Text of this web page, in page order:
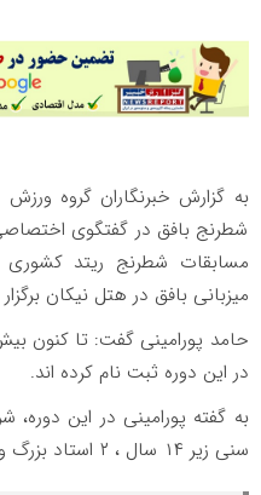
به گزارش خبرنگاران گروه ورزش
شطرنج بافق در گفتگوی
مسابقات شطرنج ریتد
میزبانی بافق در هتل نیکان
در این دوره ثبت نام کرده اند.
سنی زیر ۱۴ سال ، ۲ استاد بزرگ و ۵ استاد فیده با هم رقابت دارند.